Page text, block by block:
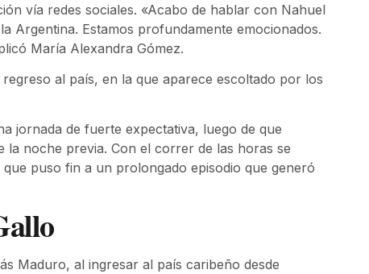
vía redes sociales. «Acabo de hablar con Nahuel
Argentina. Estamos profundamente emocionados.
María Alexandra Gómez.
al país, en la que aparece escoltado por los
jornada de fuerte expectativa, luego de que
la noche previa. Con el correr de las horas se
puso fin a un prolongado episodio que generó
Maduro, al ingresar al país caribeño desde